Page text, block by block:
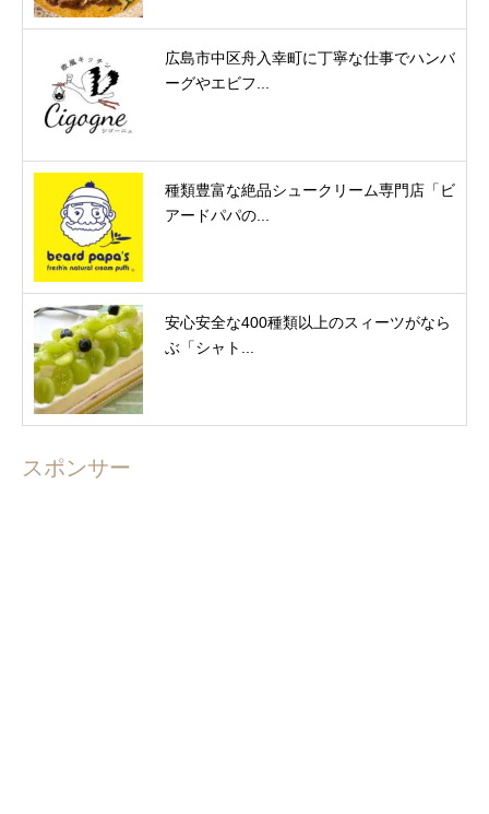
広島市中区舟入幸町に丁寧な仕事でハンバ
ーグやエビフ...
種類豊富な絶品シュークリーム専門店「ビ
アードパパの...
安心安全な400種類以上のスィーツがなら
ぶ「シャト...
スポンサー